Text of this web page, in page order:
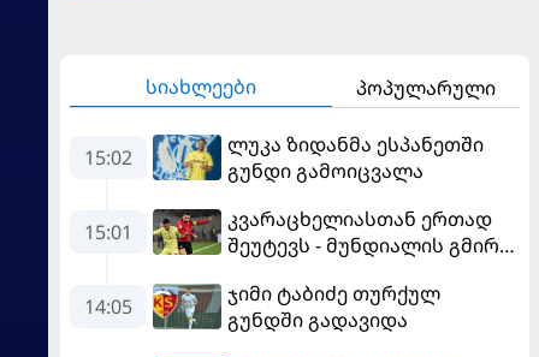
სიახლეები პოპულარული
15:02
ლუკა ზიდანმა ესპანეთში
გუნდი გამოიცვალა
15:01
კვარაცხელიასთან ერთად
შეუტევს - მუნდიალის გმირი
გახდება
14:05
ჯიმი ტაბიძე თურქულ
გუნდში გადავიდა